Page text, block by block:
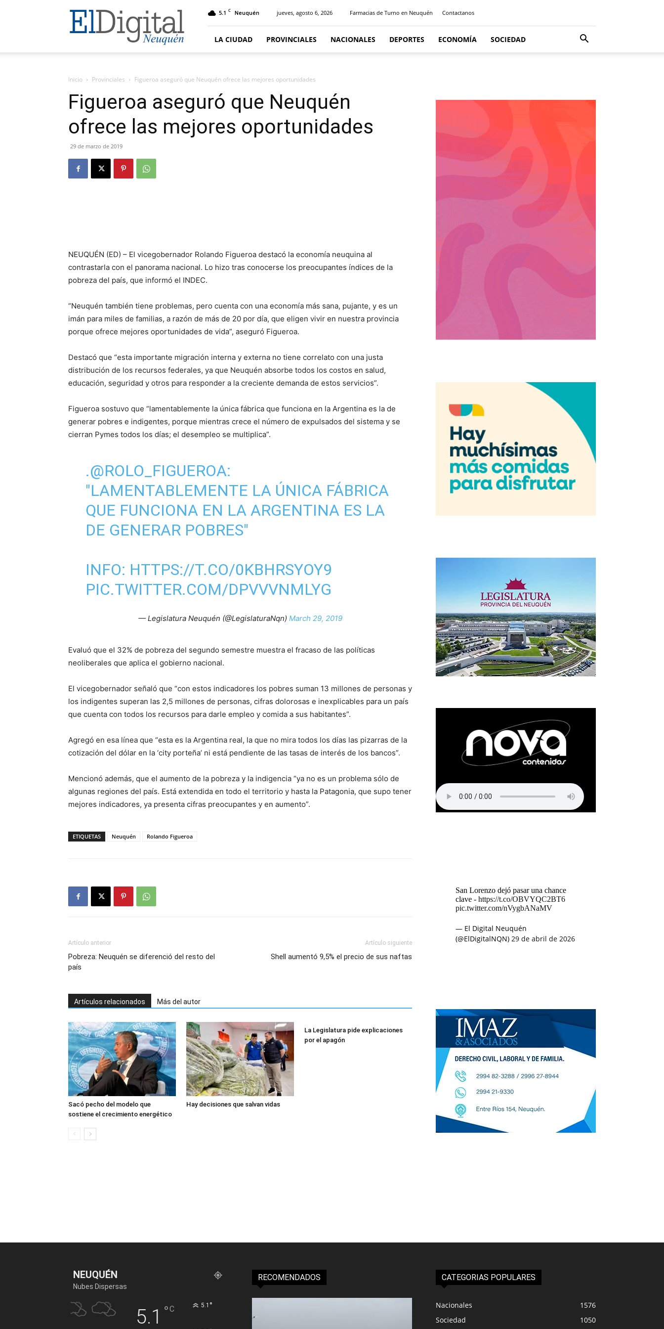
El
Digital
Neuquen
5.1 C Neuquén jueves, agosto 6, 2026 Farmacias de Turno en Neuquén Contactanos
LA CIUDAD PROVINCIALES NACIONALES DEPORTES ECONOMÍA SOCIEDAD
Inicio Provinciales Figueroa aseguró que Neuquén ofrece las mejores oportunidades
Figueroa aseguró que Neuquén
ofrece las mejores oportunidades
29 de marzo de 2019
NEUQUÉN (ED) – El vicegobernador Rolando Figueroa destacó la economía neuquina al
contrastarla con el panorama nacional. Lo hizo tras conocerse los preocupantes índices de la
pobreza del país, que informó el INDEC.
“Neuquén también tiene problemas, pero cuenta con una economía más sana, pujante, y es un
imán para miles de familias, a razón de más de 20 por día, que eligen vivir en nuestra provincia
porque ofrece mejores oportunidades de vida”, aseguró Figueroa.
Destacó que “esta importante migración interna y externa no tiene correlato con una justa
distribución de los recursos federales, ya que Neuquén absorbe todos los costos en salud,
educación, seguridad y otros para responder a la creciente demanda de estos servicios”.
Figueroa sostuvo que “lamentablemente la única fábrica que funciona en la Argentina es la de
generar pobres e indigentes, porque mientras crece el número de expulsados del sistema y se
cierran Pymes todos los días; el desempleo se multiplica”.
.@ROLO_FIGUEROA:
"LAMENTABLEMENTE LA ÚNICA FÁBRICA
QUE FUNCIONA EN LA ARGENTINA ES LA
DE GENERAR POBRES"
INFO: HTTPS://T.CO/0KBHRSYOY9
PIC.TWITTER.COM/DPVVVNMLYG
— Legislatura Neuquén (@LegislaturaNqn) March 29, 2019
Evaluó que el 32% de pobreza del segundo semestre muestra el fracaso de las políticas
neoliberales que aplica el gobierno nacional.
El vicegobernador señaló que “con estos indicadores los pobres suman 13 millones de personas y
los indigentes superan las 2,5 millones de personas, cifras dolorosas e inexplicables para un país
que cuenta con todos los recursos para darle empleo y comida a sus habitantes”.
Agregó en esa línea que “esta es la Argentina real, la que no mira todos los días las pizarras de la
cotización del dólar en la ‘city porteña’ ni está pendiente de las tasas de interés de los bancos”.
Mencionó además, que el aumento de la pobreza y la indigencia “ya no es un problema sólo de
algunas regiones del país. Está extendida en todo el territorio y hasta la Patagonia, que supo tener
mejores indicadores, ya presenta cifras preocupantes y en aumento”.
ETIQUETAS Neuquén Rolando Figueroa
Artículo anterior
Pobreza: Neuquén se diferenció del resto del
país
Artículo siguiente
Shell aumentó 9,5% el precio de sus naftas
Artículos relacionados Más del autor
Sacó pecho del modelo que
sostiene el crecimiento energético
Hay decisiones que salvan vidas
La Legislatura pide explicaciones
por el apagón
San Lorenzo dejó pasar una chance
clave - https://t.co/OBVYQC2BT6
pic.twitter.com/nVygbANaMV
— El Digital Neuquén
(@ElDigitalNQN) 29 de abril de 2026
NEUQUÉN
Nubes Dispersas
5.1 °C 5.1 °
RECOMENDADOS CATEGORIAS POPULARES
Nacionales
1576
Sociedad
1050